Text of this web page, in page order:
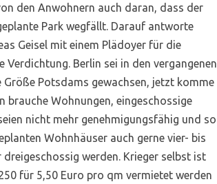
den Anwohnern auch daran, dass der
Park wegfällt. Darauf antworte
Geisel mit einem Plädoyer für die
Verdichtung. Berlin sei in den vergangenen
Größe Potsdams gewachsen, jetzt komme
brauche Wohnungen, eingeschossige
nicht mehr genehmigungsfähig und so
Wohnhäuser auch gerne vier- bis
werden. Krieger selbst ist
für 5,50 Euro pro qm vermietet werden